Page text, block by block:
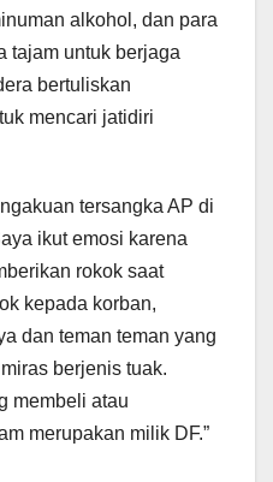
alkohol, dan para
tajam untuk berjaga
bertuliskan
mencari jatidiri
tersangka AP di
ikut emosi karena
rokok saat
kepada korban,
dan teman teman yang
berjenis tuak.
membeli atau
merupakan milik DF.”